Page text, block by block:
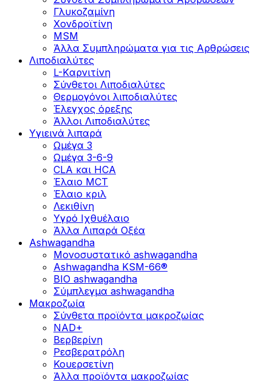
Γλυκοζαμίνη
Χονδροϊτίνη
MSM
Άλλα Συμπληρώματα για τις Αρθρώσεις
Λιποδιαλύτες
L-Kαρνιτίνη
Σύνθετοι Λιποδιαλύτες
Θερμογόνοι λιποδιαλύτες
Έλεγχος όρεξης
Άλλοι Λιποδιαλύτες
Υγιεινά λιπαρά
Ωμέγα 3
Ωμέγα 3-6-9
CLA και HCA
Έλαιο MCT
Έλαιο κριλ
Λεκιθίνη
Υγρό Ιχθυέλαιο
Άλλα Λιπαρά Οξέα
Ashwagandha
Μονοσυστατικό ashwagandha
Ashwagandha KSM-66®
BIO ashwagandha
Σύμπλεγμα ashwagandha
Μακροζωία
Σύνθετα προϊόντα μακροζωίας
NAD+
Βερβερίνη
Ρεσβερατρόλη
Κουερσετίνη
Άλλα προϊόντα μακροζωίας